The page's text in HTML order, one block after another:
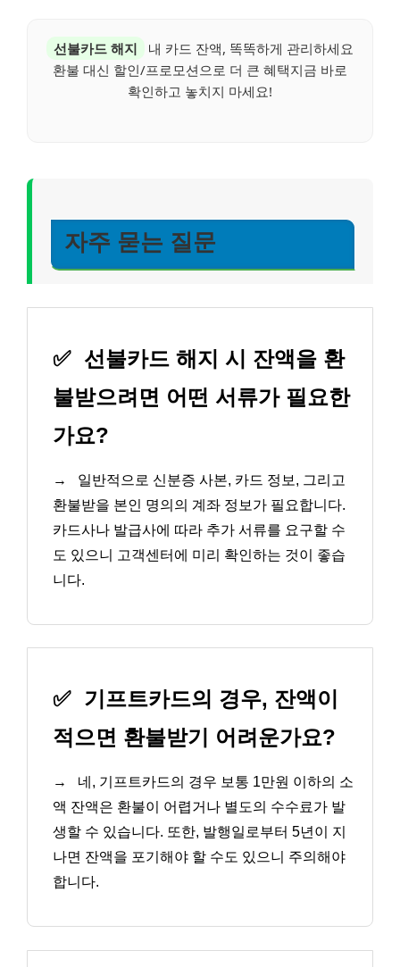
선불카드 해지
내 카드 잔액, 똑똑하게 관리하세요
환불 대신 할인/프로모션으로 더 큰 혜택지금 바로
확인하고 놓치지 마세요!
자주 묻는 질문
✅ 선불카드 해지 시 잔액을 환
불받으려면 어떤 서류가 필요한
가요?
→
일반적으로 신분증 사본, 카드 정보, 그리고
환불받을 본인 명의의 계좌 정보가 필요합니다.
카드사나 발급사에 따라 추가 서류를 요구할 수
도 있으니 고객센터에 미리 확인하는 것이 좋습
니다.
✅ 기프트카드의 경우, 잔액이
적으면 환불받기 어려운가요?
→
네, 기프트카드의 경우 보통 1만원 이하의 소
액 잔액은 환불이 어렵거나 별도의 수수료가 발
생할 수 있습니다. 또한, 발행일로부터 5년이 지
나면 잔액을 포기해야 할 수도 있으니 주의해야
합니다.